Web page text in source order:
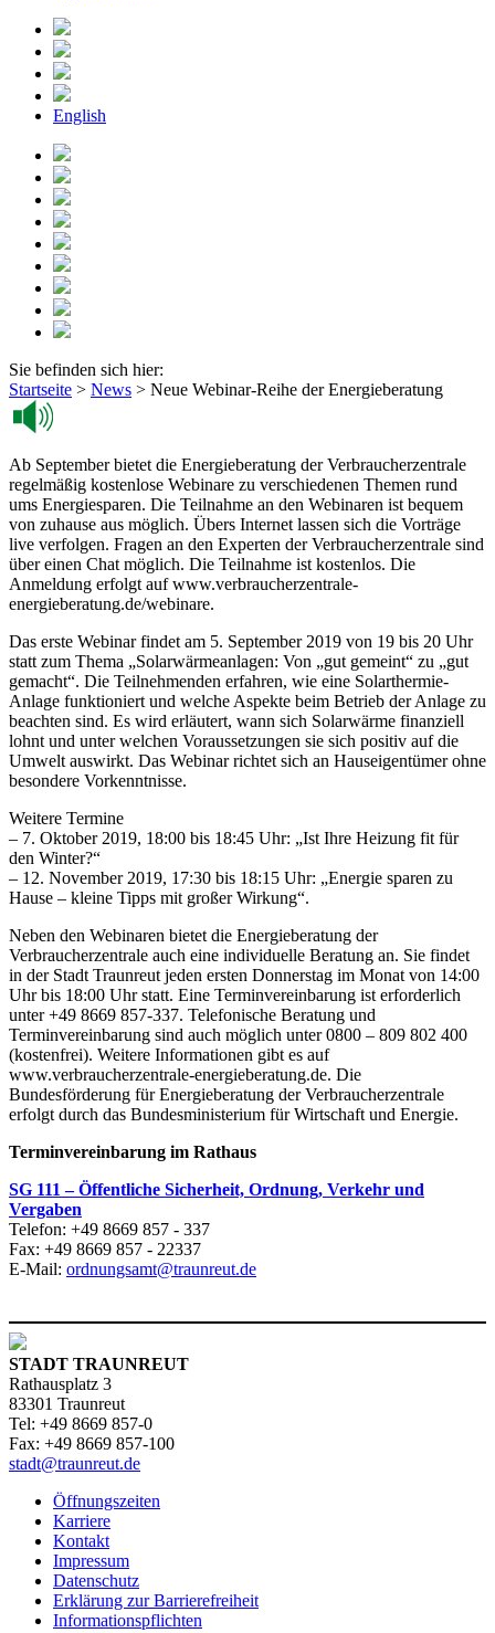
English
Sie befinden sich hier:
Startseite > News > Neue Webinar-Reihe der Energieberatung
Ab September bietet die Energieberatung der Verbraucherzentrale
regelmäßig kostenlose Webinare zu verschiedenen Themen rund
ums Energiesparen. Die Teilnahme an den Webinaren ist bequem
von zuhause aus möglich. Übers Internet lassen sich die Vorträge
live verfolgen. Fragen an den Experten der Verbraucherzentrale sind
über einen Chat möglich. Die Teilnahme ist kostenlos. Die
Anmeldung erfolgt auf www.verbraucherzentrale-
energieberatung.de/webinare.
Das erste Webinar findet am 5. September 2019 von 19 bis 20 Uhr
statt zum Thema „Solarwärmeanlagen: Von „gut gemeint“ zu „gut
gemacht“. Die Teilnehmenden erfahren, wie eine Solarthermie-
Anlage funktioniert und welche Aspekte beim Betrieb der Anlage zu
beachten sind. Es wird erläutert, wann sich Solarwärme finanziell
lohnt und unter welchen Voraussetzungen sie sich positiv auf die
Umwelt auswirkt. Das Webinar richtet sich an Hauseigentümer ohne
besondere Vorkenntnisse.
Weitere Termine
– 7. Oktober 2019, 18:00 bis 18:45 Uhr: „Ist Ihre Heizung fit für
den Winter?“
– 12. November 2019, 17:30 bis 18:15 Uhr: „Energie sparen zu
Hause – kleine Tipps mit großer Wirkung“.
Neben den Webinaren bietet die Energieberatung der
Verbraucherzentrale auch eine individuelle Beratung an. Sie findet
in der Stadt Traunreut jeden ersten Donnerstag im Monat von 14:00
Uhr bis 18:00 Uhr statt. Eine Terminvereinbarung ist erforderlich
unter +49 8669 857-337. Telefonische Beratung und
Terminvereinbarung sind auch möglich unter 0800 – 809 802 400
(kostenfrei). Weitere Informationen gibt es auf
www.verbraucherzentrale-energieberatung.de. Die
Bundesförderung für Energieberatung der Verbraucherzentrale
erfolgt durch das Bundesministerium für Wirtschaft und Energie.
Terminvereinbarung im Rathaus
SG 111 – Öffentliche Sicherheit, Ordnung, Verkehr und
Vergaben
Telefon: +49 8669 857 - 337
Fax: +49 8669 857 - 22337
E-Mail: ordnungsamt@traunreut.de
STADT TRAUNREUT
Rathausplatz 3
83301 Traunreut
Tel: +49 8669 857-0
Fax: +49 8669 857-100
stadt@traunreut.de
Öffnungszeiten
Karriere
Kontakt
Impressum
Datenschutz
Erklärung zur Barrierefreiheit
Informationspflichten